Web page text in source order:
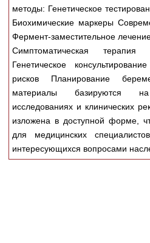
Нормы лабораторных и
исследований
Обратная связь
Добавить материал
методы: Генетическое
Биохимические маркеры
Фермент-заместительное
Симптоматическая терапия
Генетическое
рисков Планирование
материалы базируются
исследованиях и клинических
изложена в доступной форме,
для медицинских
интересующихся вопросами